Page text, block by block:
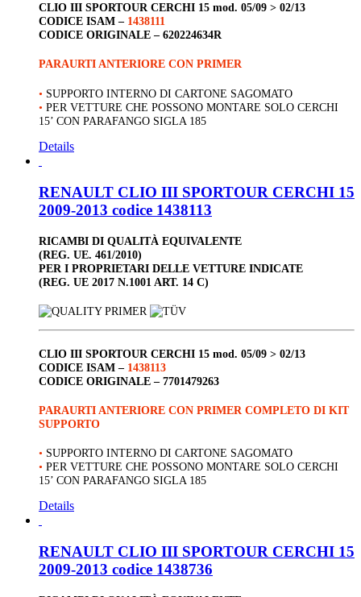
CLIO III SPORTOURCERCHI 15 mod. 05/09 > 02/13
CODICE ISAM – 1438111
CODICE ORIGINALE – 620224634R
PARAURTI ANTERIORE CON PRIMER
• SUPPORTO INTERNO DI CARTONE SAGOMATO
• PER VETTURE CHE POSSONO MONTARE SOLO CERCHI
15’ CON PARAFANGO SIGLA 185
Details
RENAULT CLIO III SPORTOUR CERCHI 15
2009-2013 codice 1438113
RICAMBI DI QUALITÀ EQUIVALENTE
(REG. UE. 461/2010)
PER I PROPRIETARI DELLE VETTURE INDICATE
(REG. UE 2017 N.1001 ART. 14 C)
CLIO III SPORTOUR CERCHI 15 mod. 05/09 > 02/13
CODICE ISAM – 1438113
CODICE ORIGINALE – 7701479263
PARAURTI ANTERIORE CON PRIMER COMPLETO DI KIT
SUPPORTO
• SUPPORTO INTERNO DI CARTONE SAGOMATO
• PER VETTURE CHE POSSONO MONTARE SOLO CERCHI
15’ CON PARAFANGO SIGLA 185
Details
RENAULT CLIO III SPORTOUR CERCHI 15
2009-2013 codice 1438736